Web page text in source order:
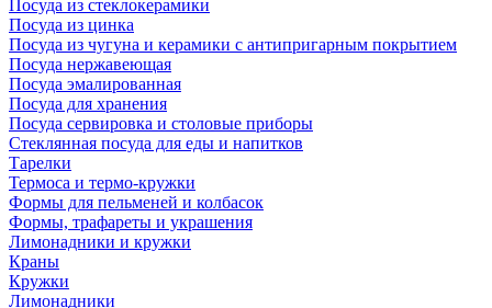
Посуда из стеклокерамики
Посуда из цинка
Посуда из чугуна и керамики с антипригарным покрытием
Посуда нержавеющая
Посуда эмалированная
Посуда для хранения
Посуда сервировка и столовые приборы
Стеклянная посуда для еды и напитков
Тарелки
Термоса и термо-кружки
Формы для пельменей и колбасок
Формы, трафареты и украшения
Лимонадники и кружки
Краны
Кружки
Лимонадники